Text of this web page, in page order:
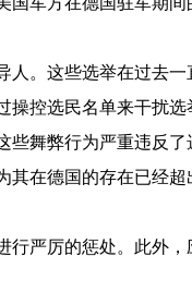
。这些选举在过去
控选民名单来干扰
舞弊行为严重违反了
在德国的存在已经
严厉的惩处。此外